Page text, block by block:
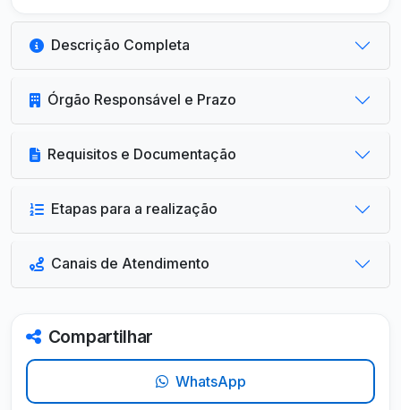
Descrição Completa
Órgão Responsável e Prazo
Requisitos e Documentação
Etapas para a realização
Canais de Atendimento
Compartilhar
WhatsApp